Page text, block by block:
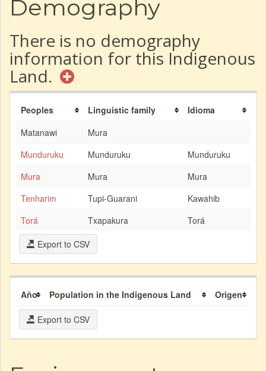
Demography
There is no demography
information for this Indigenous
Land.
Peoples Linguistic family
Idioma
Matanawi
Mura
Munduruku
Munduruku
Munduruku
Mura
Mura
Mura
Tenharim
Tupi-Guarani
Kawahib
Torá
Txapakura
Torá
Export to CSV
Año Population in the Indigenous Land Origen
Export to CSV